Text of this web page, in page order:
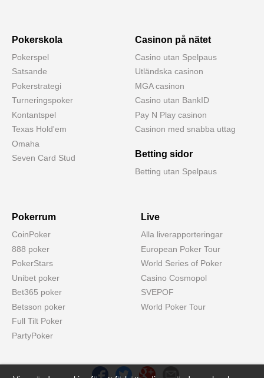
Pokerskola
Pokerspel
Satsande
Pokerstrategi
Turneringspoker
Kontantspel
Texas Hold'em
Omaha
Seven Card Stud
Casinon på nätet
Casino utan Spelpaus
Utländska casinon
MGA casinon
Casino utan BankID
Pay N Play casinon
Casinon med snabba uttag
Betting sidor
Betting utan Spelpaus
Pokerrum
CoinPoker
888 poker
PokerStars
Unibet poker
Bet365 poker
Betsson poker
Full Tilt Poker
PartyPoker
Live
Alla liverapporteringar
European Poker Tour
World Series of Poker
Casino Cosmopol
SVEPOF
World Poker Tour